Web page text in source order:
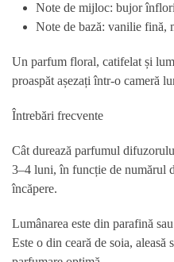
Note de mijloc: bujor
Note de bază: vanilie fină,
Un parfum floral, catifelat și
proaspăt așezați într-o cameră
Întrebări frecvente
Cât durează parfumul
3–4 luni, în funcție de numărul
încăpere.
Lumânarea este din parafină
Este o din ceară de soia,